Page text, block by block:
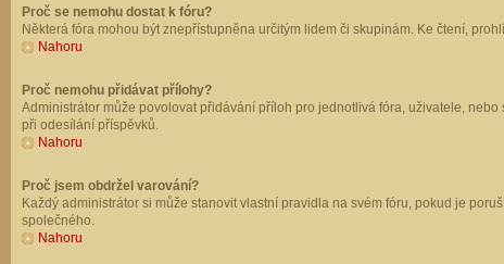
Proč se nemohu dostat k fóru?
Některá fóra mohou být znepřístupněna určitým lidem či skupinám. Ke čtení,
Nahoru
Proč nemohu přidávat přílohy?
Administrátor může povolovat přidávání příloh pro jednotlivá fóra, uživatele,
při odesílání příspěvků.
Nahoru
Proč jsem obdržel varování?
Každý administrátor si může stanovit vlastní pravidla na svém fóru, pokud je
společného.
Nahoru